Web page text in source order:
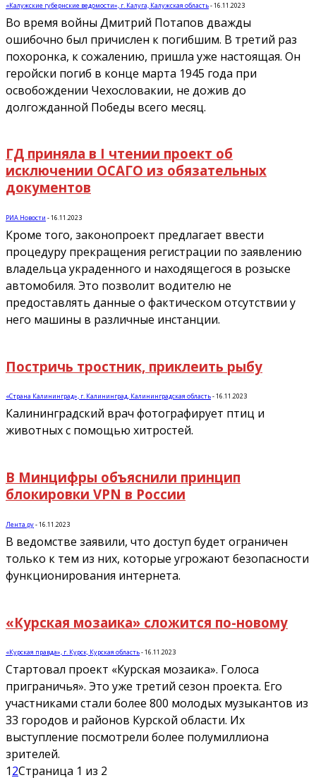
«Калужские губернские ведомости», г. Калуга, Калужская область-16.11.2023
Во время войны Дмитрий Потапов дважды
ошибочно был причислен к погибшим. В третий раз
похоронка, к сожалению, пришла уже настоящая. Он
геройски погиб в конце марта 1945 года при
освобождении Чехословакии, не дожив до
долгожданной Победы всего месяц.
ГД приняла в I чтении проект об
исключении ОСАГО из обязательных
документов
РИА Новости -16.11.2023
Кроме того, законопроект предлагает ввести
процедуру прекращения регистрации по заявлению
владельца украденного и находящегося в розыске
автомобиля. Это позволит водителю не
предоставлять данные о фактическом отсутствии у
него машины в различные инстанции.
Постричь тростник, приклеить рыбу
«Страна Калининград», г. Калининград, Калининградская область-16.11.2023
Калининградский врач фотографирует птиц и
животных с помощью хитростей.
В Минцифры объяснили принцип
блокировки VPN в России
Лента.ру-16.11.2023
В ведомстве заявили, что доступ будет ограничен
только к тем из них, которые угрожают безопасности
функционирования интернета.
«Курская мозаика» сложится по-новому
«Курская правда», г. Курск, Курская область-16.11.2023
Стартовал проект «Курская мозаика». Голоса
приграничья». Это уже третий сезон проекта. Его
участниками стали более 800 молодых музыкантов из
33 городов и районов Курской области. Их
выступление посмотрели более полумиллиона
зрителей.
12Страница 1 из 2